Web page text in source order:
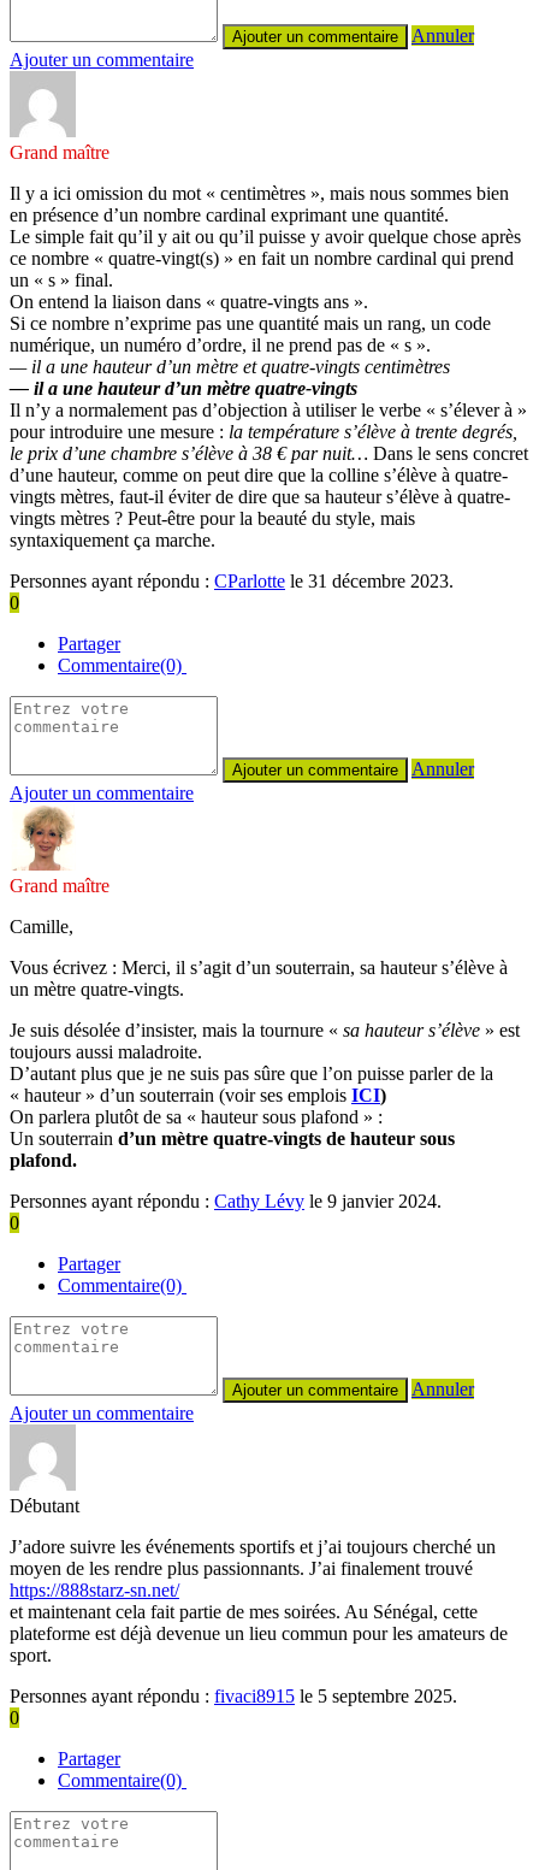
Annuler
Ajouter un commentaire
Grand maître
Il y a ici omission du mot « centimètres », mais nous sommes bien
en présence d’un nombre cardinal exprimant une quantité.
Le simple fait qu’il y ait ou qu’il puisse y avoir quelque chose après
ce nombre « quatre-vingt(s) » en fait un nombre cardinal qui prend
un « s » final.
On entend la liaison dans « quatre-vingts ans ».
Si ce nombre n’exprime pas une quantité mais un rang, un code
numérique, un numéro d’ordre, il ne prend pas de « s ».
— il a une hauteur d’un mètre et quatre-vingts centimètres
— il a une hauteur d’un mètre quatre-vingts
Il n’y a normalement pas d’objection à utiliser le verbe « s’élever à »
pour introduire une mesure : la température s’élève à trente degrés,
le prix d’une chambre s’élève à 38 € par nuit… Dans le sens concret
d’une hauteur, comme on peut dire que la colline s’élève à quatre-
vingts mètres, faut-il éviter de dire que sa hauteur s’élève à quatre-
vingts mètres ? Peut-être pour la beauté du style, mais
syntaxiquement ça marche.
Personnes ayant répondu : CParlotte le 31 décembre 2023.
0
Partager
Commentaire(0)
Annuler
Ajouter un commentaire
Grand maître
Camille,
Vous écrivez : Merci, il s’agit d’un souterrain, sa hauteur s’élève à
un mètre quatre-vingts.
Je suis désolée d’insister, mais la tournure « sa hauteur s’élève » est
toujours aussi maladroite.
D’autant plus que je ne suis pas sûre que l’on puisse parler de la
« hauteur » d’un souterrain (voir ses emplois ICI)
On parlera plutôt de sa « hauteur sous plafond » :
Un souterrain d’un mètre quatre-vingts de hauteur sous
plafond.
Personnes ayant répondu : Cathy Lévy le 9 janvier 2024.
0
Partager
Commentaire(0)
Annuler
Ajouter un commentaire
Débutant
J’adore suivre les événements sportifs et j’ai toujours cherché un
moyen de les rendre plus passionnants. J’ai finalement trouvé
https://888starz-sn.net/
et maintenant cela fait partie de mes soirées. Au Sénégal, cette
plateforme est déjà devenue un lieu commun pour les amateurs de
sport.
Personnes ayant répondu : fivaci8915 le 5 septembre 2025.
0
Partager
Commentaire(0)